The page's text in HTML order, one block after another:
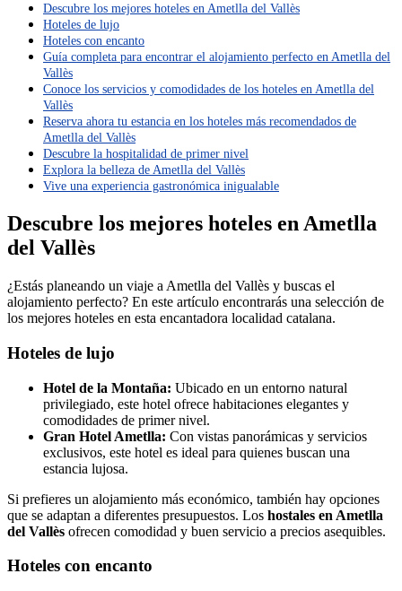
Descubre los mejores hoteles en Ametlla del Vallès
Hoteles de lujo
Hoteles con encanto
Guía completa para encontrar el alojamiento perfecto en Ametlla del
Vallès
Conoce los servicios y comodidades de los hoteles en Ametlla del
Vallès
Reserva ahora tu estancia en los hoteles más recomendados de
Ametlla del Vallès
Descubre la hospitalidad de primer nivel
Explora la belleza de Ametlla del Vallès
Vive una experiencia gastronómica inigualable
Descubre los mejores hoteles en Ametlla
del Vallès
¿Estás planeando un viaje a Ametlla del Vallès y buscas el
alojamiento perfecto? En este artículo encontrarás una selección de
los mejores hoteles en esta encantadora localidad catalana.
Hoteles de lujo
Hotel de la Montaña: Ubicado en un entorno natural
privilegiado, este hotel ofrece habitaciones elegantes y
comodidades de primer nivel.
Gran Hotel Ametlla: Con vistas panorámicas y servicios
exclusivos, este hotel es ideal para quienes buscan una
estancia lujosa.
Si prefieres un alojamiento más económico, también hay opciones
que se adaptan a diferentes presupuestos. Los hostales en Ametlla
del Vallès ofrecen comodidad y buen servicio a precios asequibles.
Hoteles con encanto